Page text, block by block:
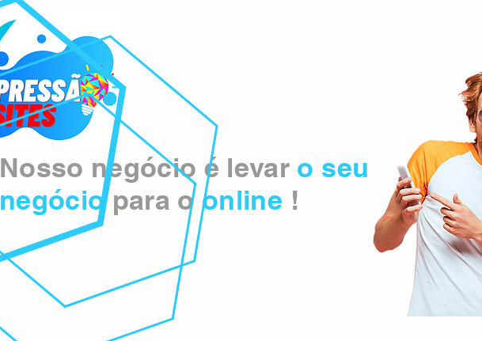
Nosso negócio é levar o seu
negóciopara oonline !